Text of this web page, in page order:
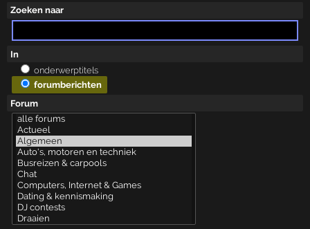
Zoeken naar
In
onderwerptitels
forumberichten
Forum